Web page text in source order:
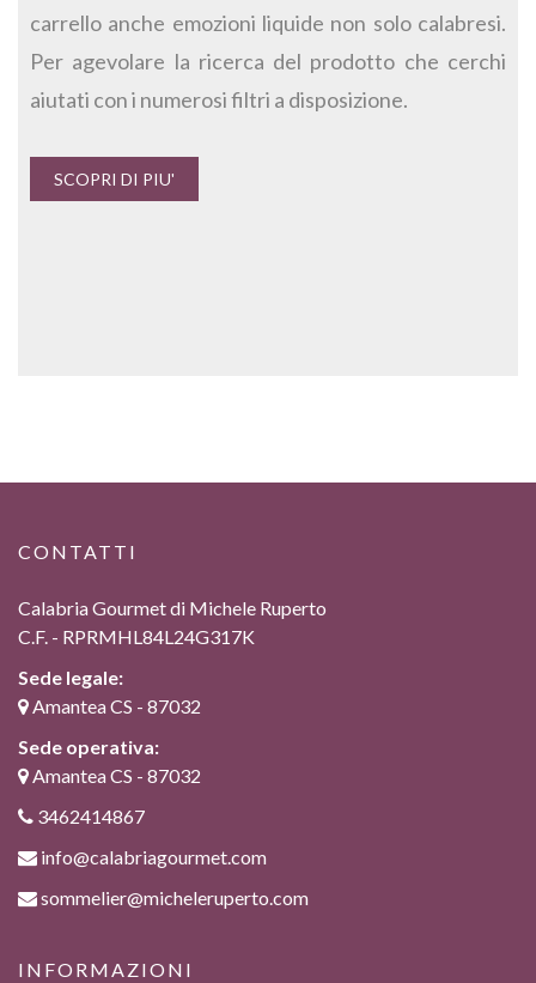
carrello anche emozioni liquide non solo calabresi.
Per agevolare la ricerca del prodotto che cerchi
aiutati con i numerosi filtri a disposizione.
SCOPRI DI PIU'
CONTATTI
Calabria Gourmet di Michele Ruperto
C.F. - RPRMHL84L24G317K
Sede legale:
Amantea CS - 87032
Sede operativa:
Amantea CS - 87032
3462414867
info@calabriagourmet.com
sommelier@micheleruperto.com
INFORMAZIONI